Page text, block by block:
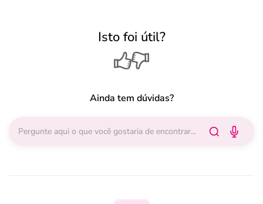
Isto foi útil?
Ainda tem dúvidas?